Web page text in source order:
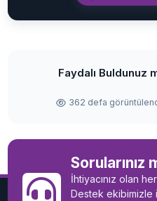
Faydalı Buldunuz
362 defa
Sorularınız
İhtiyacınız olan
Destek ekibimizle